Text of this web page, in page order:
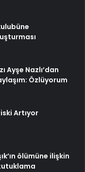
Ayşe Nazlı’dan
Özlüyorum
Artıyor
ölümüne ilişkin